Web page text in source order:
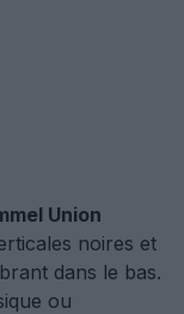
Union
noires et
dans le bas.
ou